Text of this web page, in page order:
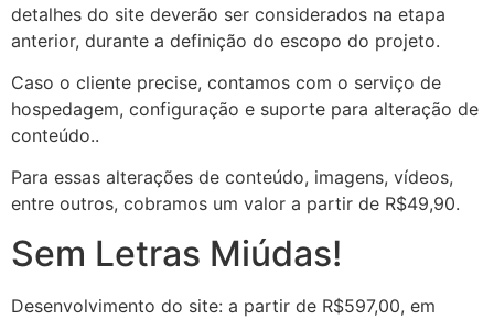
detalhes do site deverão ser considerados na etapa
anterior, durante a definição do escopo do projeto.
Caso o cliente precise, contamos com o serviço de
hospedagem, configuração e suporte para alteração de
conteúdo..
Para essas alterações de conteúdo, imagens, vídeos,
entre outros, cobramos um valor a partir de R$49,90.
Sem Letras Miúdas!
Desenvolvimento do site: a partir de R$597,00, em